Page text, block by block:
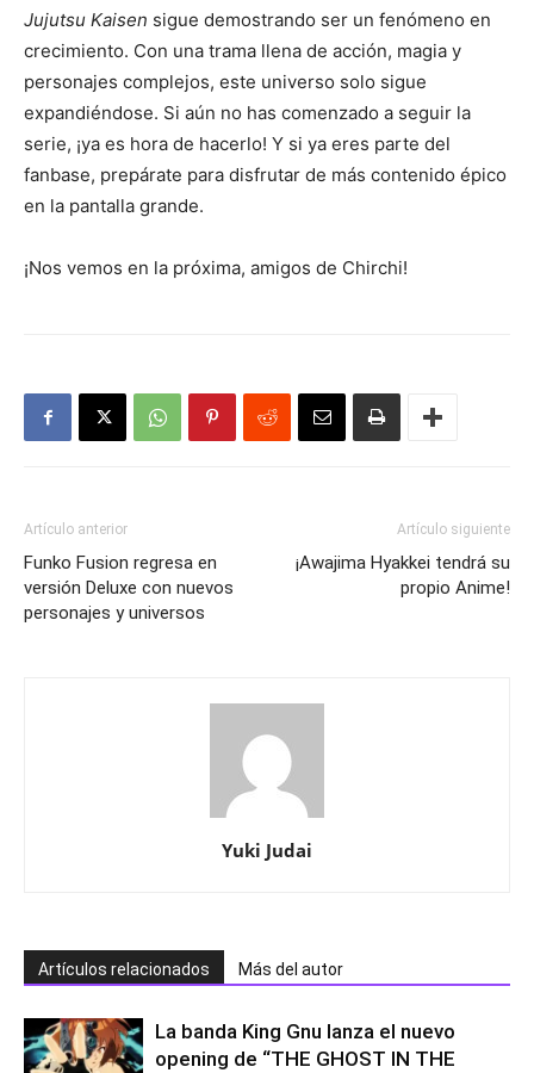
Jujutsu Kaisen sigue demostrando ser un fenómeno en
crecimiento. Con una trama llena de acción, magia y
personajes complejos, este universo solo sigue
expandiéndose. Si aún no has comenzado a seguir la
serie, ¡ya es hora de hacerlo! Y si ya eres parte del
fanbase, prepárate para disfrutar de más contenido épico
en la pantalla grande.
¡Nos vemos en la próxima, amigos de Chirchi!
Artículo anterior
Funko Fusion regresa en
versión Deluxe con nuevos
personajes y universos
Artículo siguiente
¡Awajima Hyakkei tendrá su
propio Anime!
Yuki Judai
Artículos relacionados Más del autor
La banda King Gnu lanza el nuevo
opening de “THE GHOST IN THE